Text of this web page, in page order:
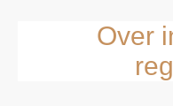
Over